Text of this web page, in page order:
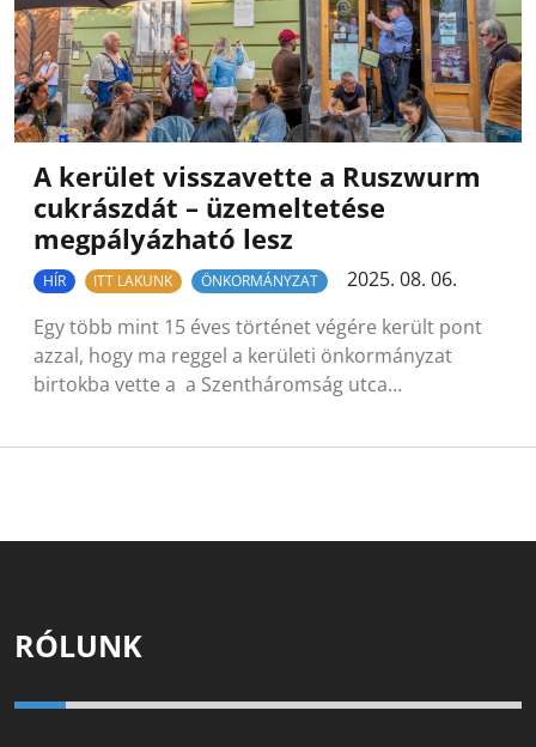
A kerület visszavette a Ruszwurm
cukrászdát – üzemeltetése
megpályázható lesz
HÍR ITT LAKUNK ÖNKORMÁNYZAT
2025. 08. 06.
Egy több mint 15 éves történet végére került pont
azzal, hogy ma reggel a kerületi önkormányzat
birtokba vette a a Szentháromság utca…
RÓLUNK